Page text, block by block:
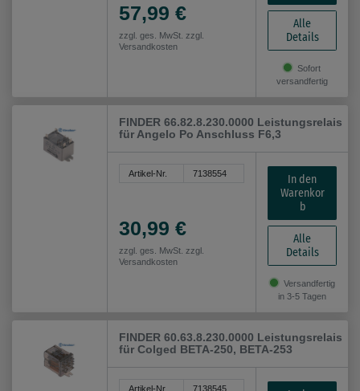
57,99 €
zzgl. ges. MwSt. zzgl.
Versandkosten
Alle
Details
Sofort
versandfertig
FINDER 66.82.8.230.0000 Leistungsrelais
für Angelo Po Anschluss F6,3
Artikel-Nr. 7138554
30,99 €
zzgl. ges. MwSt. zzgl.
Versandkosten
In den
Warenkor
b
Alle
Details
Versandfertig
in 3-5 Tagen
FINDER 60.63.8.230.0000 Leistungsrelais
für Colged BETA-250, BETA-253
Artikel-Nr. 7138545